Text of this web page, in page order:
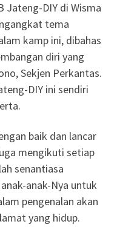
Jateng-DIY di Wisma
tema
kamp ini, dibahas
diri yang
Sekjen Perkantas.
DIY ini sendiri
baik dan lancar
mengikuti setiap
senantiasa
anak-Nya untuk
pengenalan akan
yang hidup.